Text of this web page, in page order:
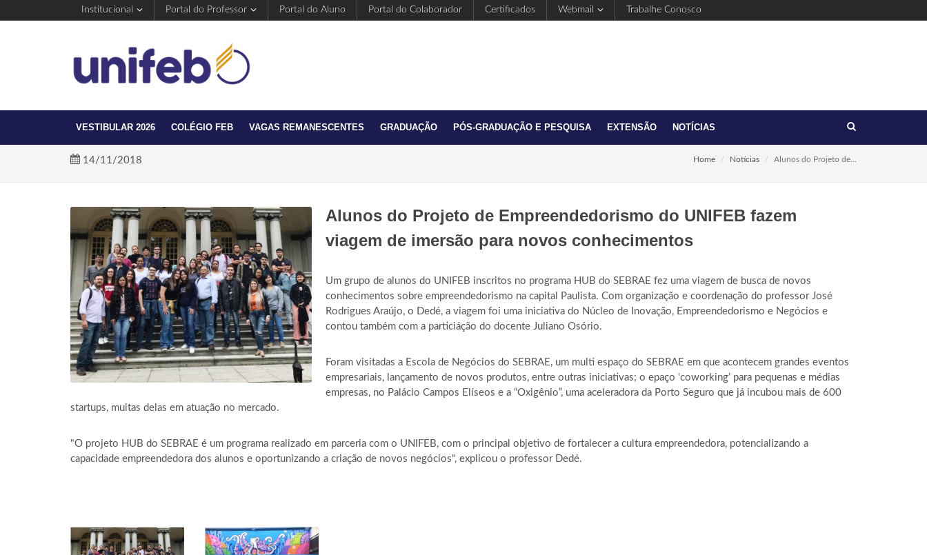
Institucional Portal do Professor Portal do Aluno Portal do Colaborador Certificados Webmail Trabalhe Conosco
VESTIBULAR 2026 COLÉGIO FEB VAGAS REMANESCENTES GRADUAÇÃO PÓS-GRADUAÇÃO E PESQUISA EXTENSÃO NOTÍCIAS
14/11/2018 Home Notícias Alunos do Projeto de...
Alunos do Projeto de Empreendedorismo do UNIFEB fazem
viagem de imersão para novos conhecimentos
Um grupo de alunos do UNIFEB inscritos no programa HUB do SEBRAE fez uma viagem de busca de novos
conhecimentos sobre empreendedorismo na capital Paulista. Com organização e coordenação do professor José
Rodrigues Araújo, o Dedé, a viagem foi uma iniciativa do Núcleo de Inovação, Empreendedorismo e Negócios e
contou também com a particiáção do docente Juliano Osório.
Foram visitadas a Escola de Negócios do SEBRAE, um multi espaço do SEBRAE em que acontecem grandes eventos
empresariais, lançamento de novos produtos, entre outras iniciativas; o epaço ‘coworking’ para pequenas e médias
empresas, no Palácio Campos Elíseos e a “Oxigênio”, uma aceleradora da Porto Seguro que já incubou mais de 600
startups, muitas delas em atuação no mercado.
"O projeto HUB do SEBRAE é um programa realizado em parceria com o UNIFEB, com o principal objetivo de fortalecer a cultura empreendedora, potencializando a
capacidade empreendedora dos alunos e oportunizando a criação de novos negócios", explicou o professor Dedé.